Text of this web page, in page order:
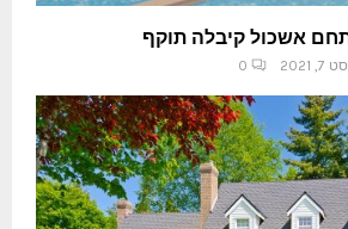
אשכול קיבלה תוקף
2021
0